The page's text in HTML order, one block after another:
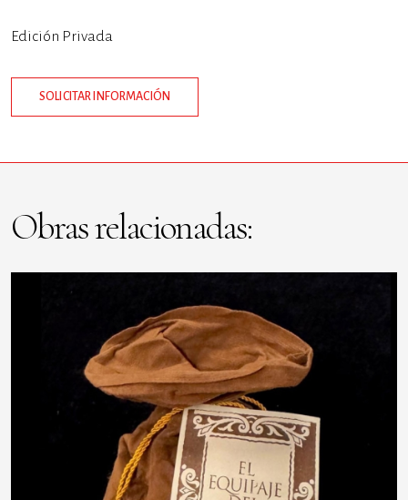
Edición Privada
SOLICITAR INFORMACIÓN
Obras relacionadas: